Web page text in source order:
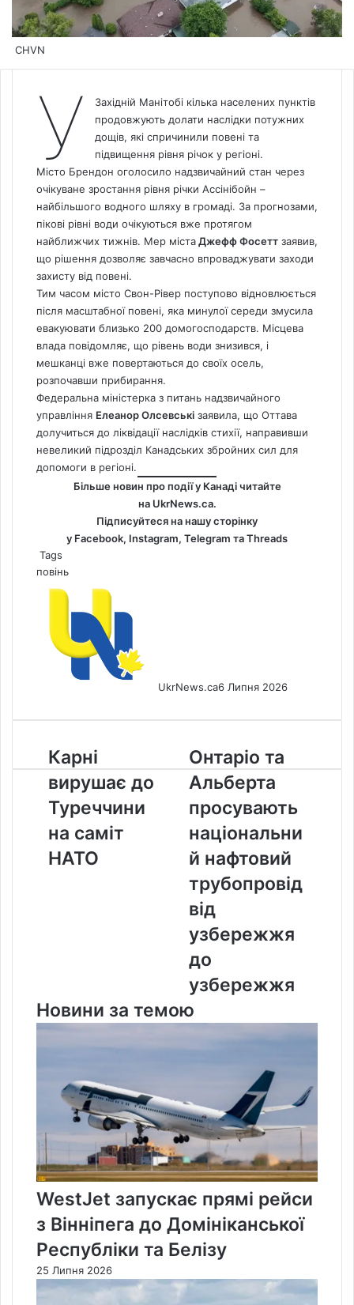
CHVN
У
Західній Манітобі кілька населених пунктів
продовжують долати наслідки потужних
дощів, які спричинили повені та
підвищення рівня річок у регіоні.
Місто Брендон оголосило надзвичайний стан через
очікуване зростання рівня річки Ассінібойн –
найбільшого водного шляху в громаді. За прогнозами,
пікові рівні води очікуються вже протягом
найближчих тижнів. Мер містаДжефф Фосетт заявив,
що рішення дозволяє завчасно впроваджувати заходи
захисту від повені.
Тим часом місто Свон-Рівер поступово відновлюється
після масштабної повені, яка минулої середи змусила
евакуювати близько 200 домогосподарств. Місцева
влада повідомляє, що рівень води знизився, і
мешканці вже повертаються до своїх осель,
розпочавши прибирання.
Федеральна міністерка з питань надзвичайного
управління Елеанор Олсевські заявила, що Оттава
долучиться до ліквідації наслідків стихії, направивши
невеликий підрозділ Канадських збройних сил для
допомоги в регіоні.
Більше новин про події у Канаді читайте
на UkrNews.ca.
Підписуйтеся на нашу сторінку
у Facebook, Instagram, Telegram таThreads
Tags
повінь
UkrNews.ca6 Липня 2026
Карні
вирушає
до
Туреччини
на
саміт
НАТО
Карні
вирушає до
Туреччини
на саміт
НАТО
Онтаріо
та
Альберта
просувають
національний
нафтовий
трубопровід
від
узбережжя
до
узбережжя
Онтаріо та
Альберта
просувають
національни
й нафтовий
трубопровід
від
узбережжя
до
узбережжя
Новини за темою
WestJet запускає прямі рейси
з Вінніпега до Домініканської
Республіки та Белізу
25 Липня 2026